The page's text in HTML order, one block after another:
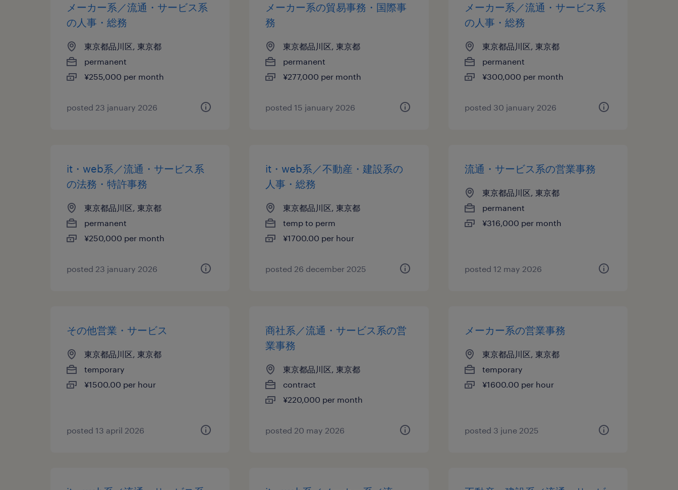
メーカー系／流通・サービス系
の人事・総務
東京都品川区, 東京都
permanent
¥255,000 per month
posted 23 january 2026
メーカー系の貿易事務・国際事
務
東京都品川区, 東京都
permanent
¥277,000 per month
posted 15 january 2026
メーカー系／流通・サービス系
の人事・総務
東京都品川区, 東京都
permanent
¥300,000 per month
posted 30 january 2026
it・web系／流通・サービス系
の法務・特許事務
東京都品川区, 東京都
permanent
¥250,000 per month
posted 23 january 2026
it・web系／不動産・建設系の
人事・総務
東京都品川区, 東京都
temp to perm
¥1700.00 per hour
posted 26 december 2025
流通・サービス系の営業事務
東京都品川区, 東京都
permanent
¥316,000 per month
posted 12 may 2026
その他営業・サービス
東京都品川区, 東京都
temporary
¥1500.00 per hour
posted 13 april 2026
商社系／流通・サービス系の営
業事務
東京都品川区, 東京都
contract
¥220,000 per month
posted 20 may 2026
メーカー系の営業事務
東京都品川区, 東京都
temporary
¥1600.00 per hour
posted 3 june 2025